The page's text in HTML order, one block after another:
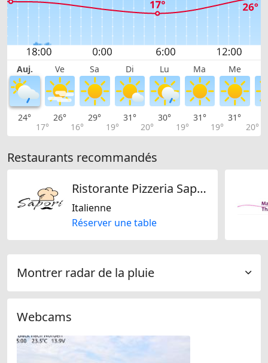
Auj. Ve Sa Di Lu Ma Me
24°
17°
26°
16°
29°
19°
31°
20°
30°
19°
31°
19°
31°
20°
Restaurants recommandés
Ristorante Pizzeria Sapori
Italienne
Réserver une table
Montrer radar de la pluie
Webcams